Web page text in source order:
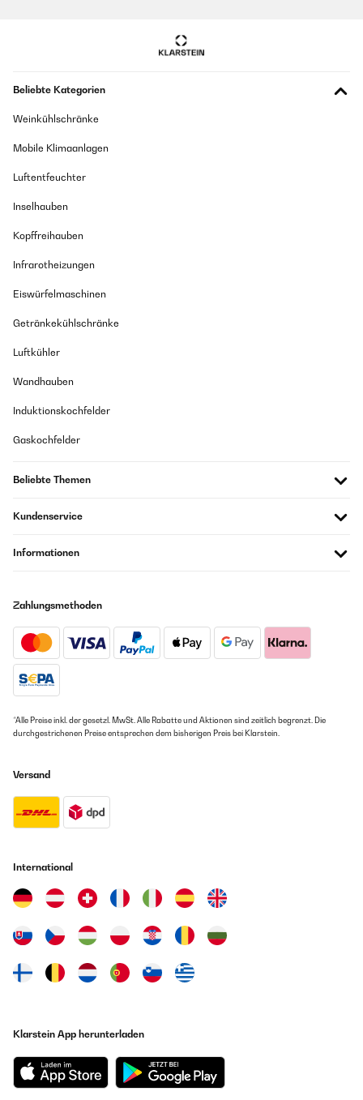
Beliebte Kategorien
Weinkühlschränke
Mobile Klimaanlagen
Luftentfeuchter
Inselhauben
Kopffreihauben
Infrarotheizungen
Eiswürfelmaschinen
Getränkekühlschränke
Luftkühler
Wandhauben
Induktionskochfelder
Gaskochfelder
Beliebte Themen
Kundenservice
Informationen
Zahlungsmethoden
*Alle Preise inkl. der gesetzl. MwSt. Alle Rabatte und Aktionen sind zeitlich begrenzt. Die
durchgestrichenen Preise entsprechen dem bisherigen Preis bei Klarstein.
Versand
International
Klarstein App herunterladen